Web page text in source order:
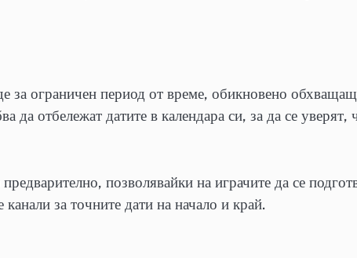
за ограничен период от време, обикновено
да отбележат датите в календара си, за да се уверят,
позволявайки на играчите да се
за точните дати на начало и край.